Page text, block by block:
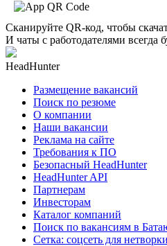
Сканируйте QR-код, чтобы
И чаты с работодателями всегда
HeadHunter
Размещение вакансий
Поиск по резюме
О компании
Наши вакансии
Реклама на сайте
Требования к ПО
Безопасный HeadHunter
HeadHunter API
Партнерам
Инвесторам
Каталог компаний
Поиск по вакансиям в
Сетка: соцсеть для